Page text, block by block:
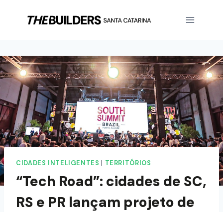
CIDADES INTELIGENTES TERRITÓRIOS
“Tech Road”: cidades de SC,
RS e PR lançam projeto de